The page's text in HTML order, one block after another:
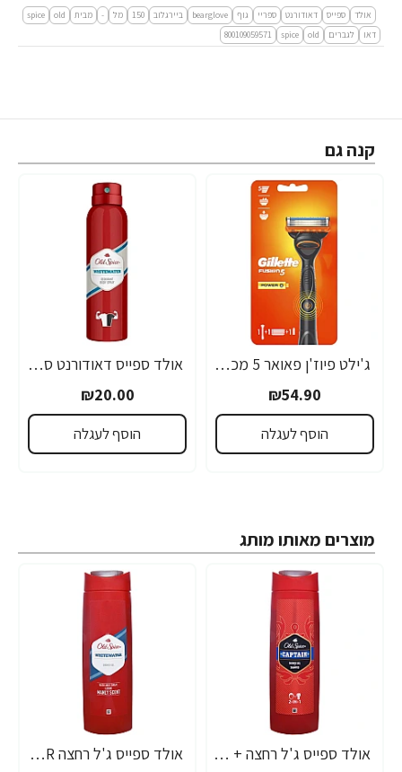
אולד ספייס דאודורנט ספריי גוף bearglove ביירגלוב 150 מל - מבית old
spice
דאו
לגברים old
spice
800109059571
קנה גם
ג'ילט פיוז'ן פאואר 5 מכשיר גילוח רב פעמי + סכין - מבית Gillette
₪54.90
הוסף לעגלה
אולד ספייס דאודורנט ספריי גוף WHITEWATER וויטווטר 150 מ"ל - מבית Old Spice
₪20.00
הוסף לעגלה
מוצרים מאותו מותג
אולד ספייס ג'ל רחצה + שמפו CAPTAIN קפטן 400 מ"ל - מבית Old Spice
אולד ספייס ג'ל רחצה WHITEWATER וויטווטר 400 מ"ל - מבית Old Spice